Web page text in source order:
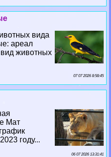
вида
ареал
животных
07 07 2026 8:58:45
Мат
году...
06 07 2026 13:31:41